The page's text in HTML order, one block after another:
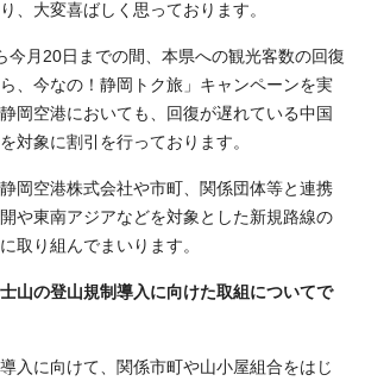
、大変喜ばしく思っております。
月20日までの間、本県への観光客数の回復
、今なの！静岡トク旅」キャンペーンを実
岡空港においても、回復が遅れている中国
対象に割引を行っております。
岡空港株式会社や市町、関係団体等と連携
や東南アジアなどを対象とした新規路線の
取り組んでまいります。
山の登山規制導入に向けた取組についてで
入に向けて、関係市町や山小屋組合をはじ